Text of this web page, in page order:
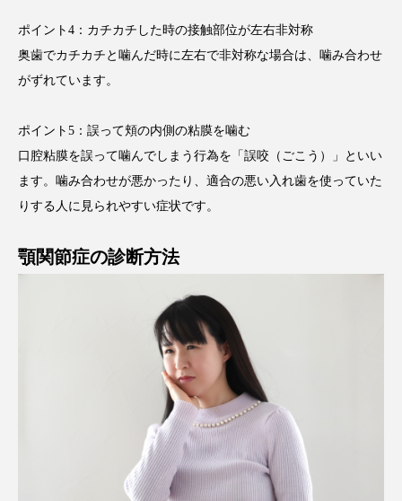
ポイント4：カチカチした時の接触部位が左右非対称
奥歯でカチカチと噛んだ時に左右で非対称な場合は、噛み合わせ
がずれています。
ポイント5：誤って頬の内側の粘膜を噛む
口腔粘膜を誤って噛んでしまう行為を「誤咬（ごこう）」といい
ます。噛み合わせが悪かったり、適合の悪い入れ歯を使っていた
りする人に見られやすい症状です。
顎関節症の診断方法